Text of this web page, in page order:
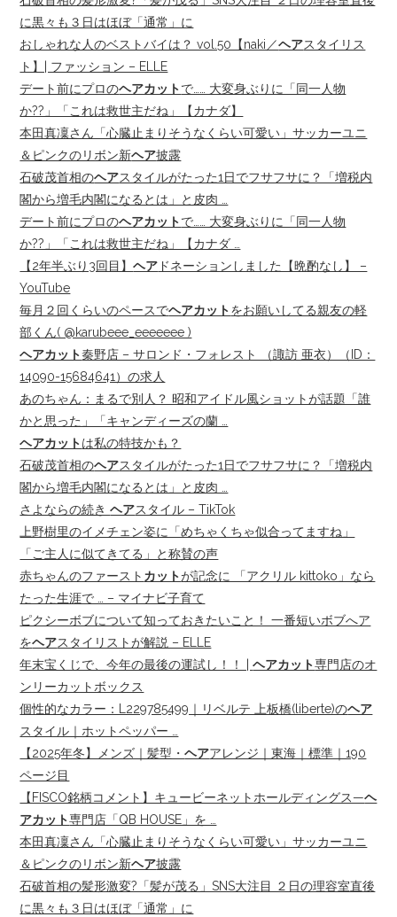
に黒々も３日はほぼ「通常」に
おしゃれな人のベストバイは？ vol.50【naki／ヘアスタイリス
ト】| ファッション – ELLE
デート前にプロのヘアカットで…… 大変身ぶりに「同一人物
か??」「これは救世主だね」【カナダ】
本田真凜さん「心臓止まりそうなくらい可愛い」サッカーユニ
＆ピンクのリボン新ヘア披露
石破茂首相のヘアスタイルがたった1日でフサフサに？「増税内
閣から増毛内閣になるとは」と皮肉 …
デート前にプロのヘアカットで…… 大変身ぶりに「同一人物
か??」「これは救世主だね」【カナダ …
【2年半ぶり3回目】ヘア ドネーションしました【晩酌なし】 –
YouTube
毎月２回くらいのペースでヘアカットをお願いしてる親友の軽
部くん( @karubeee_eeeeeee )
ヘアカット秦野店 – サロンド・フォレスト （諏訪 亜衣）（ID：
14090-15684641）の求人
あのちゃん：まるで別人？ 昭和アイドル風ショットが話題「誰
かと思った」「キャンディーズの蘭 …
ヘアカットは私の特技かも？
石破茂首相のヘアスタイルがたった1日でフサフサに？「増税内
閣から増毛内閣になるとは」と皮肉 …
さよならの続きヘアスタイル – TikTok
上野樹里のイメチェン姿に「めちゃくちゃ似合ってますね」
「ご主人に似てきてる」と称賛の声
赤ちゃんのファースト カットが記念に 「アクリル kittoko」なら
たった生涯で … – マイナビ子育て
ピクシーボブについて知っておきたいこと！ 一番短いボブへア
をヘアスタイリストが解説 – ELLE
年末宝くじで、今年の最後の運試し！！ |ヘアカット専門店のオ
ンリーカットボックス
個性的なカラー：L229785499｜リベルテ 上板橋(liberte)のヘア
スタイル｜ホットペッパー …
【2025年冬】メンズ｜髪型・ヘアアレンジ｜東海｜標準｜190
ページ目
【FISCO銘柄コメント】キュービーネットホールディングス—ヘ
アカット専門店「QB HOUSE」を …
本田真凜さん「心臓止まりそうなくらい可愛い」サッカーユニ
＆ピンクのリボン新ヘア披露
石破首相の髪形激変?「髪が茂る」SNS大注目 ２日の理容室直後
に黒々も３日はほぼ「通常」に